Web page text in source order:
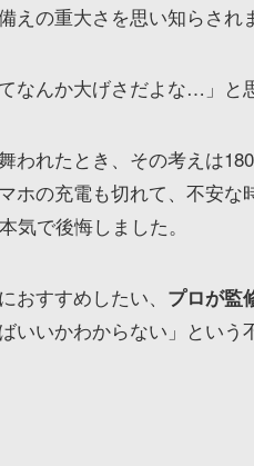
えの重大さを思い知らされ
なんか大げさだよな…」と
れたとき、その考えは180
ホの充電も切れて、不安な
気で後悔しました。
おすすめしたい、 プロが監
いいかわからない」とい